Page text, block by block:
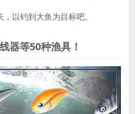
以钓到大鱼为目标吧。
器等50种渔具！